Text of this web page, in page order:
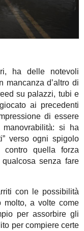
ha delle notevoli
mancanza d’altro di
su palazzi, tubi e
ai precedenti
di essere
si ha
verso ogni spigolo
quella forza
senza fare
con le possibilità
molto, a volte come
per assorbire gli
per compiere certe